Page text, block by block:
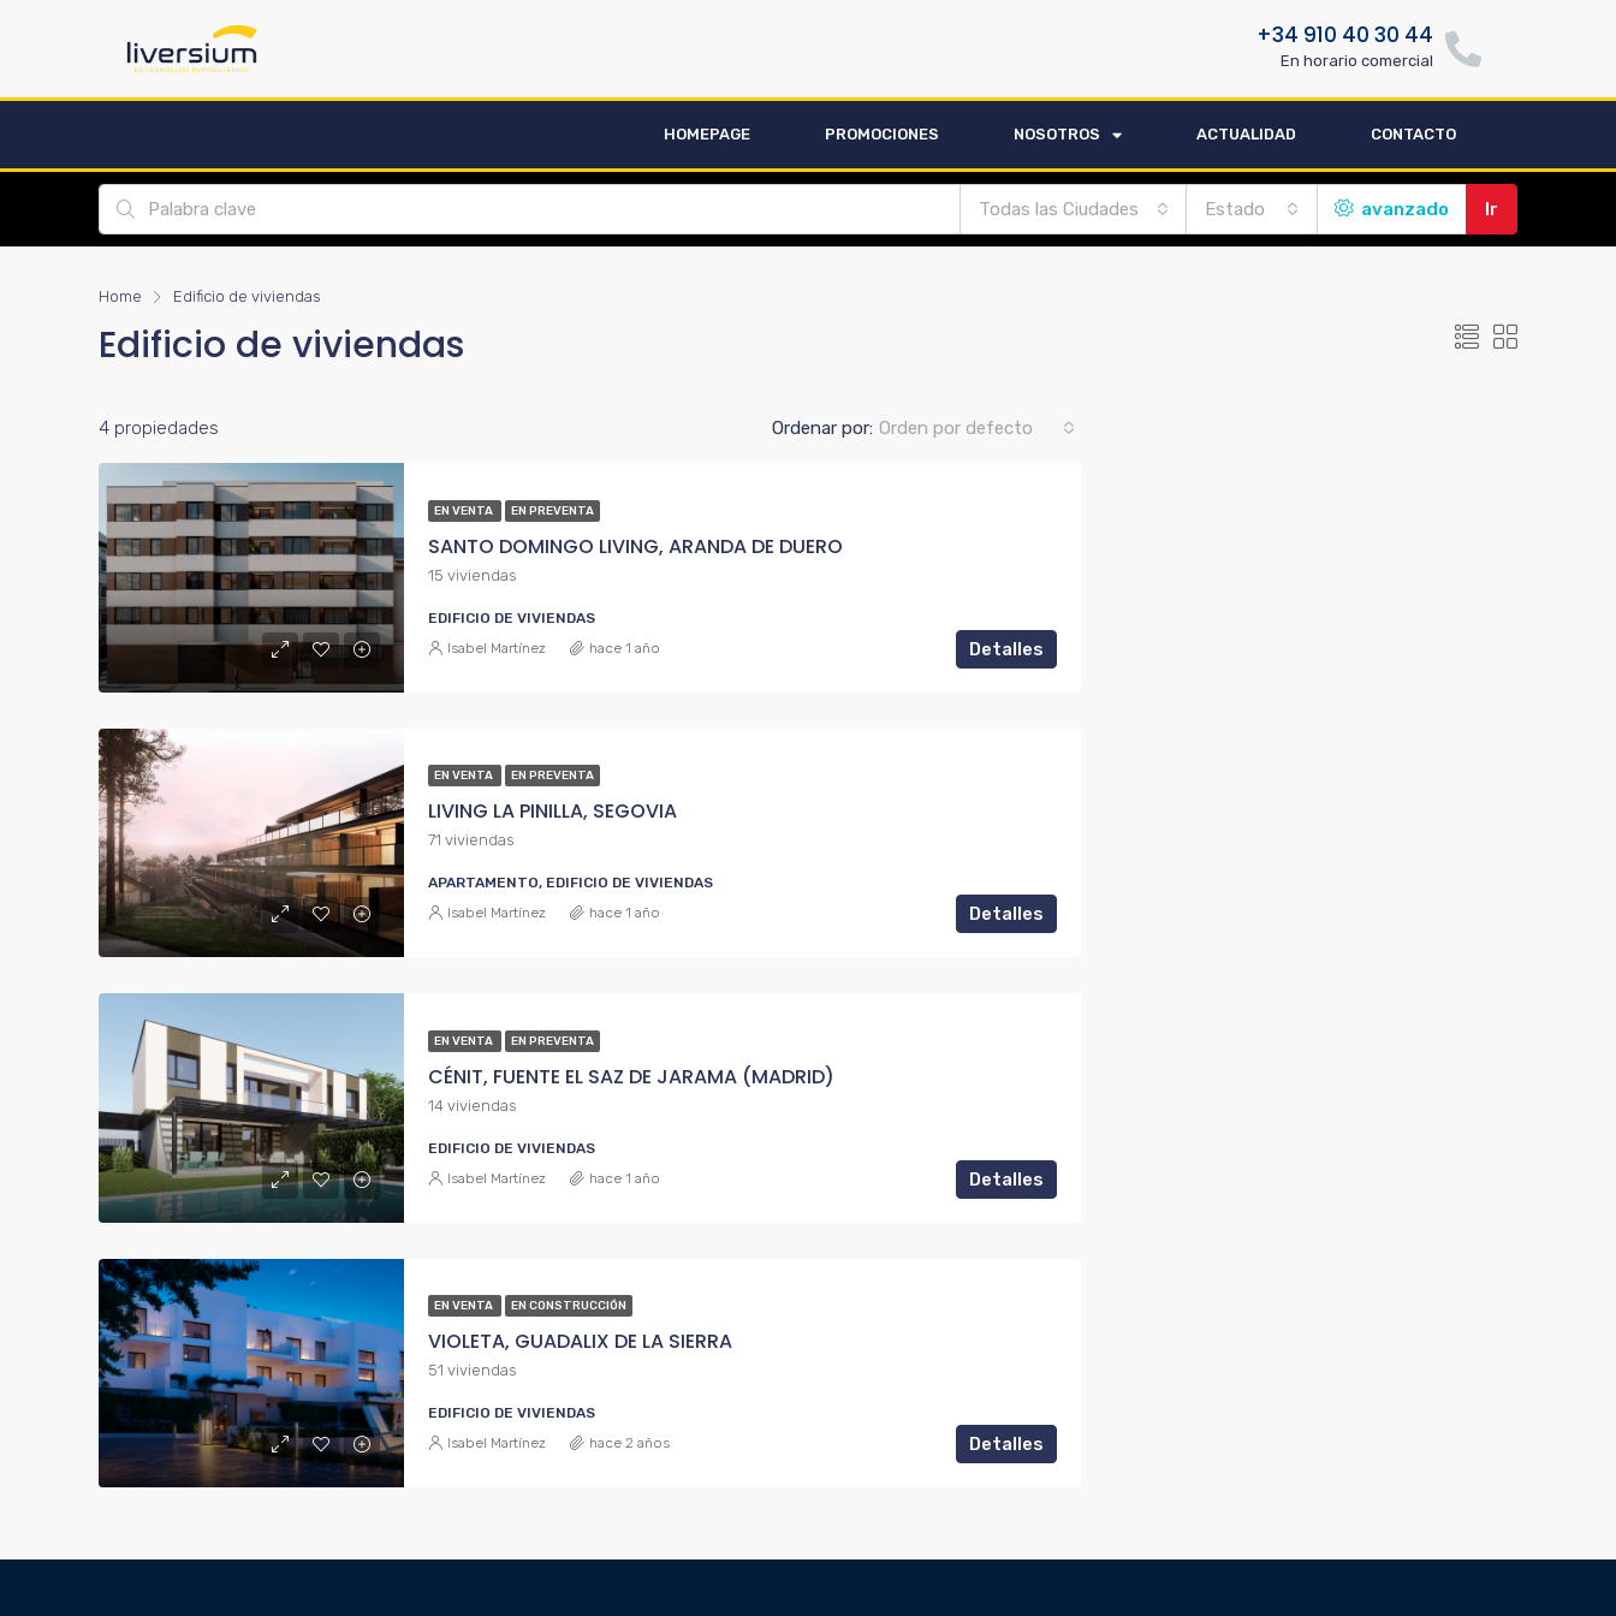
+34 910 40 30 44
En horario comercial
HOMEPAGE PROMOCIONES NOSOTROS ACTUALIDAD CONTACTO
Todas las Ciudades Estado avanzado Ir
Home Edificio de viviendas
Edificio de viviendas
4 propiedades Ordenar por: Orden por defecto
EN VENTA EN PREVENTA
SANTO DOMINGO LIVING, ARANDA DE DUERO
15 viviendas
EDIFICIO DE VIVIENDAS
Detalles
Isabel Martínez hace 1 año
EN VENTA EN PREVENTA
LIVING LA PINILLA, SEGOVIA
71 viviendas
APARTAMENTO, EDIFICIO DE VIVIENDAS
Detalles
Isabel Martínez hace 1 año
EN VENTA EN PREVENTA
CÉNIT, FUENTE EL SAZ DE JARAMA (MADRID)
14 viviendas
EDIFICIO DE VIVIENDAS
Detalles
Isabel Martínez hace 1 año
EN VENTA EN CONSTRUCCIÓN
VIOLETA, GUADALIX DE LA SIERRA
51 viviendas
EDIFICIO DE VIVIENDAS
Detalles
Isabel Martínez hace 2 años